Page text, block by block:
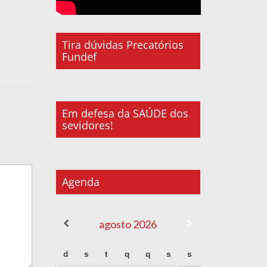
Tira dúvidas Precatórios
Fundef
Em defesa da SAÚDE dos
sevidores!
Agenda
agosto 2026
d s t q q s
s